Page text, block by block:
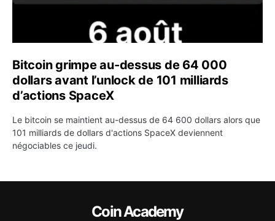
Bitcoin grimpe au-dessus de 64 000
dollars avant l’unlock de 101 milliards
d’actions SpaceX
Le bitcoin se maintient au-dessus de 64 600 dollars alors que
101 milliards de dollars d'actions SpaceX deviennent
négociables ce jeudi.
Coin Academy